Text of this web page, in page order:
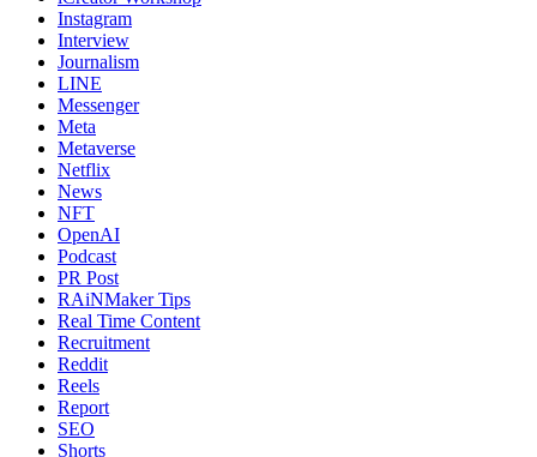
Instagram
Interview
Journalism
LINE
Messenger
Meta
Metaverse
Netflix
News
NFT
OpenAI
Podcast
PR Post
RAiNMaker Tips
Real Time Content
Recruitment
Reddit
Reels
Report
SEO
Shorts